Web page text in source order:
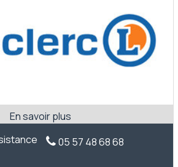
05 57 48 68 68